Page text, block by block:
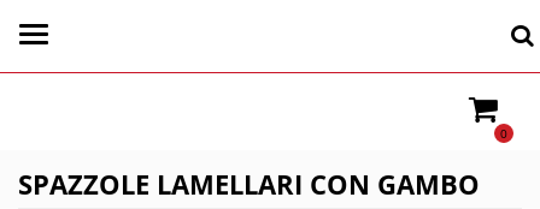
0
SPAZZOLE LAMELLARI CON GAMBO